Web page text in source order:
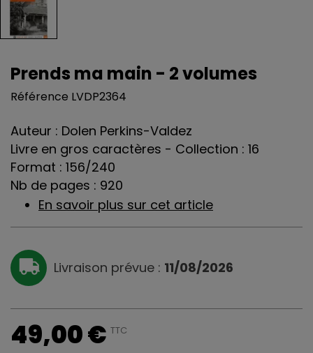
Prends ma main - 2 volumes
Référence LVDP2364
Auteur : Dolen Perkins-Valdez
Livre en gros caractères - Collection : 16
Format : 156/240
Nb de pages : 920
En savoir plus sur cet article
Livraison prévue : 11/08/2026
49,00 € TTC